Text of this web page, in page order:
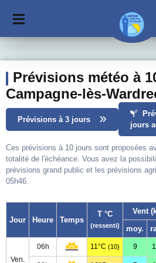
Prévisions météo à
Campagne-lès-
Prévisions à 3 jours
jours
Ces prévisions à 10 jours sont proposées
totalité de l'échéance. Vous avez la
prévisions grand public et les prévisions
05h46.
Jour Heure Temps
T °C
(ressenti)
Vent
moy.
Ven.
06h 11°C (10) 9